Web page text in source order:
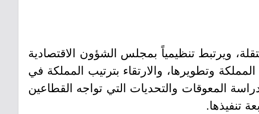
بشخصية اعتبارية مستقلة، ويرتبط تنظيمياً بمجلس الشؤون الاقتصادية
في المملكة وتطويرها، والارتقاء بترتيب المملكة في
المعوقات والتحديات التي تواجه القطاعين
تنفيذها.